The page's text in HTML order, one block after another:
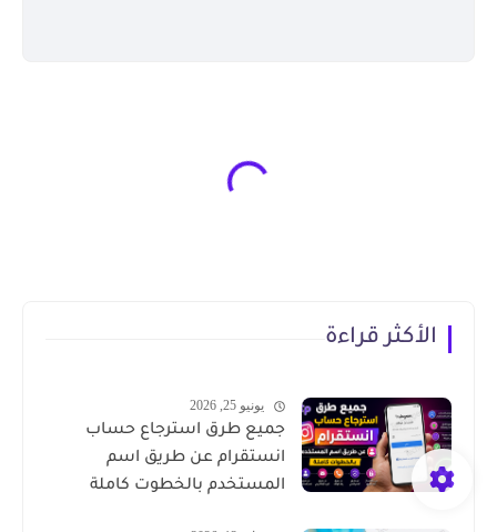
الأكثر قراءة
يونيو 25, 2026
جميع طرق استرجاع حساب
انستقرام عن طريق اسم
المستخدم بالخطوت كاملة